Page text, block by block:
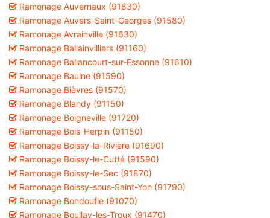
Ramonage Auvernaux (91830)
Ramonage Auvers-Saint-Georges (91580)
Ramonage Avrainville (91630)
Ramonage Ballainvilliers (91160)
Ramonage Ballancourt-sur-Essonne (91610)
Ramonage Baulne (91590)
Ramonage Bièvres (91570)
Ramonage Blandy (91150)
Ramonage Boigneville (91720)
Ramonage Bois-Herpin (91150)
Ramonage Boissy-la-Rivière (91690)
Ramonage Boissy-le-Cutté (91590)
Ramonage Boissy-le-Sec (91870)
Ramonage Boissy-sous-Saint-Yon (91790)
Ramonage Bondoufle (91070)
Ramonage Boullay-les-Troux (91470)